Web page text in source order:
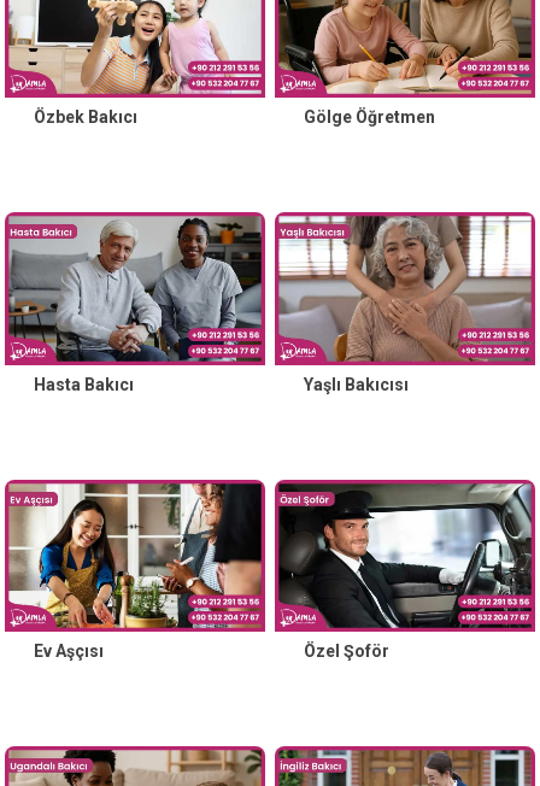
Özbek Bakıcı Gölge Öğretmen
Hasta Bakıcı Yaşlı Bakıcısı
Ev Aşçısı Özel Şoför